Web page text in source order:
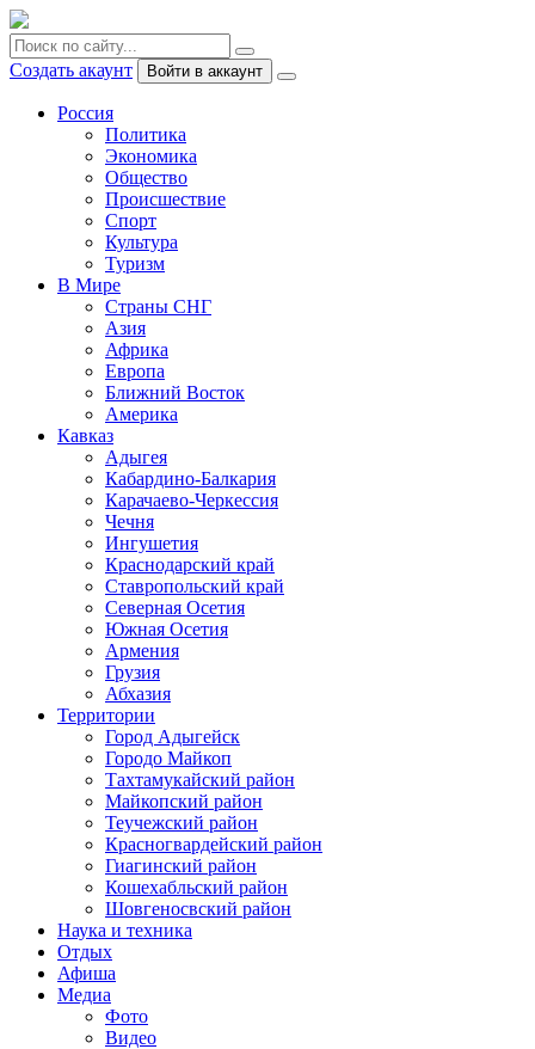
Создать акаунт Войти в аккаунт
Россия
Политика
Экономика
Общество
Происшествие
Спорт
Культура
Туризм
В Мире
Страны СНГ
Азия
Африка
Европа
Ближний Восток
Америка
Кавказ
Адыгея
Кабардино-Балкария
Карачаево-Черкессия
Чечня
Ингушетия
Краснодарский край
Ставропольский край
Северная Осетия
Южная Осетия
Армения
Грузия
Абхазия
Территории
Город Адыгейск
Городо Майкоп
Тахтамукайский район
Майкопский район
Теучежский район
Красногвардейский район
Гиагинский район
Кошехабльский район
Шовгеносвский район
Наука и техника
Отдых
Афиша
Медиа
Фото
Видео